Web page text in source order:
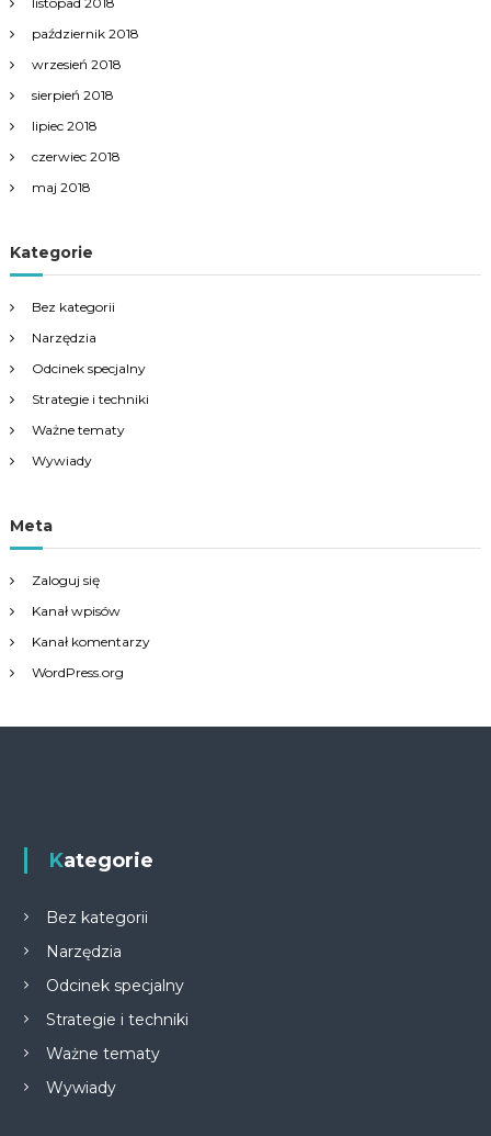
październik 2018
wrzesień 2018
sierpień 2018
lipiec 2018
czerwiec 2018
maj 2018
Kategorie
Bez kategorii
Narzędzia
Odcinek specjalny
Strategie i techniki
Ważne tematy
Wywiady
Meta
Zaloguj się
Kanał wpisów
Kanał komentarzy
WordPress.org
Kategorie
Bez kategorii
Narzędzia
Odcinek specjalny
Strategie i techniki
Ważne tematy
Wywiady